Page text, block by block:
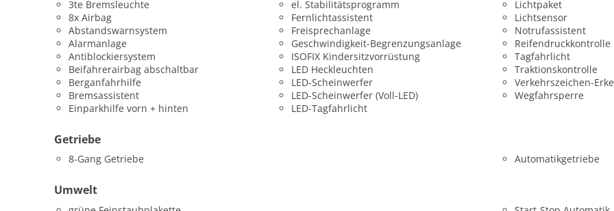
3te Bremsleuchte
8x Airbag
Abstandswarnsystem
Alarmanlage
Antiblockiersystem
Beifahrerairbag abschaltbar
Berganfahrhilfe
Bremsassistent
Einparkhilfe vorn + hinten
el. Stabilitätsprogramm
Fernlichtassistent
Freisprechanlage
Geschwindigkeit-Begrenzungsanlage
ISOFIX Kindersitzvorrüstung
LED Heckleuchten
LED-Scheinwerfer
LED-Scheinwerfer (Voll-LED)
LED-Tagfahrlicht
Lichtpaket
Lichtsensor
Notrufassistent
Reifendruckkontrolle
Tagfahrlicht
Traktionskontrolle
Verkehrszeichen-
Wegfahrsperre
Getriebe
8-Gang Getriebe Automatikgetriebe
Umwelt